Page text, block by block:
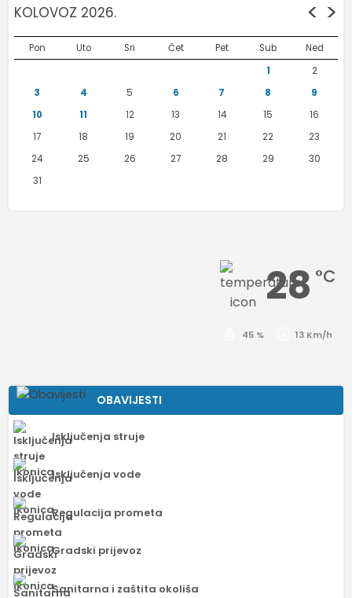
28 °C
45 % 13 Km/h
KOLOVOZ 2026. < >
Pon Uto Sri Čet Pet Sub
Ned
1
2
3
4 5 6 7 8
9
10
11 12 13 14 15
16
17
18 19 20 21 22
23
24
25 26 27 28 29
30
31
OBAVIJESTI
Isključenja struje
Isključenja vode
Regulacija prometa
Gradski prijevoz
Sanitarna i zaštita okoliša